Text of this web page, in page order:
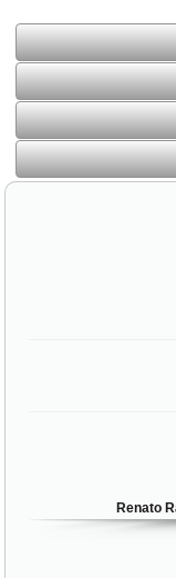
Renato